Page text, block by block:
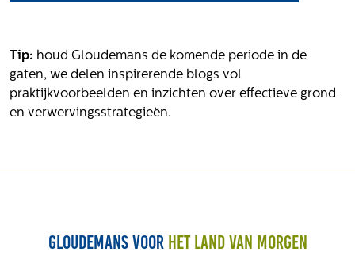
Tip: houd Gloudemans de komende periode in de
gaten, we delen inspirerende blogs vol
praktijkvoorbeelden en inzichten over effectieve grond-
en verwervingsstrategieën.
Gloudemans voor het land van morgen